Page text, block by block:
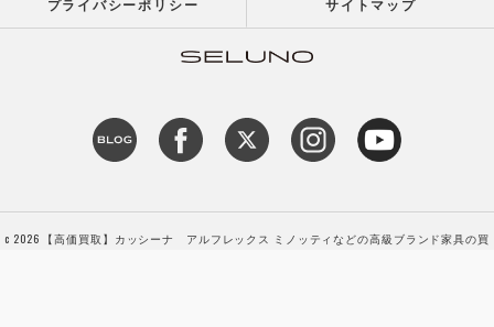
プライバシーポリシー サイトマップ
c 2026 【高価買取】カッシーナ アルフレックス ミノッティなどの高級ブランド家具の買